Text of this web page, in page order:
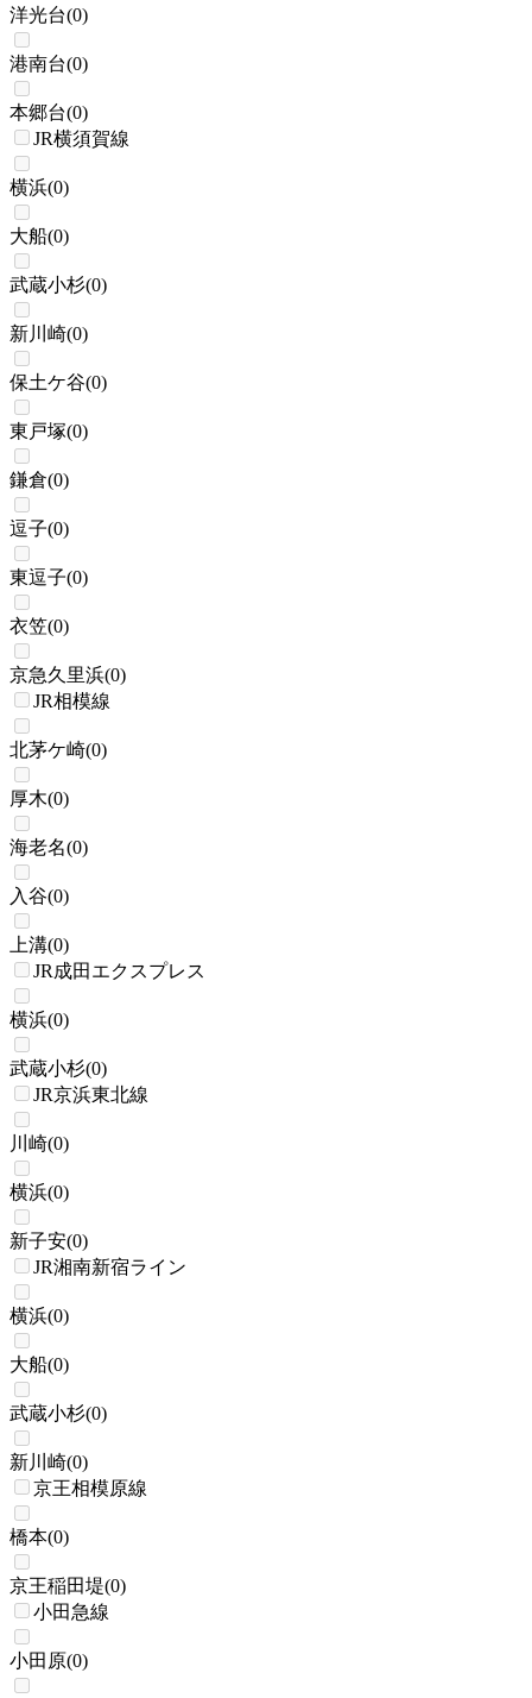
洋光台(0)
港南台(0)
本郷台(0)
JR横須賀線
横浜(0)
大船(0)
武蔵小杉(0)
新川崎(0)
保土ケ谷(0)
東戸塚(0)
鎌倉(0)
逗子(0)
東逗子(0)
衣笠(0)
京急久里浜(0)
JR相模線
北茅ケ崎(0)
厚木(0)
海老名(0)
入谷(0)
上溝(0)
JR成田エクスプレス
横浜(0)
武蔵小杉(0)
JR京浜東北線
川崎(0)
横浜(0)
新子安(0)
JR湘南新宿ライン
横浜(0)
大船(0)
武蔵小杉(0)
新川崎(0)
京王相模原線
橋本(0)
京王稲田堤(0)
小田急線
小田原(0)